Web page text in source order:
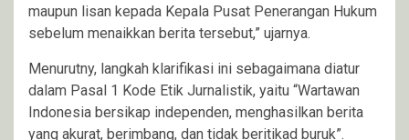
maupun lisan kepada Kepala Pusat Penerangan Hukum
sebelum menaikkan berita tersebut,” ujarnya.
Menurutny, langkah klarifikasi ini sebagaimana diatur
dalam Pasal 1 Kode Etik Jurnalistik, yaitu “Wartawan
Indonesia bersikap independen, menghasilkan berita
yang akurat, berimbang, dan tidak beritikad buruk”.